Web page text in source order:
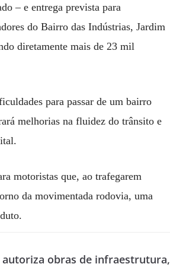
– e entrega prevista para
do Bairro das Indústrias, Jardim
diretamente mais de 23 mil
para passar de um bairro
melhorias na fluidez do trânsito e
motoristas que, ao trafegarem
da movimentada rodovia, uma
autoriza obras de infraestrutura,